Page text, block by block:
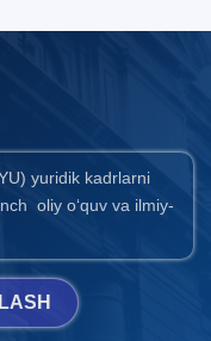
yuridik kadrlarni
oliy o‘quv va ilmiy-